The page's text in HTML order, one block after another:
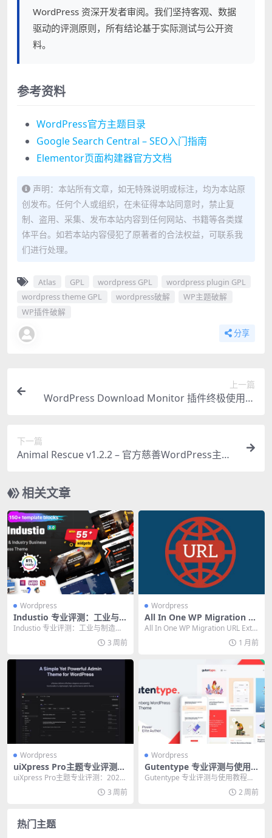
WordPress 资深开发者审阅。我们坚持客观、数据
驱动的评测原则，所有结论基于实际测试与公开资
料。
参考资料
WordPress官方主题目录
Google Search Central – SEO入门指南
Elementor页面构建器官方文档
声明：本站所有文章，如无特殊说明或标注，均为本站原
创发布。任何个人或组织，在未征得本站同意时，禁止复
制、盗用、采集、发布本站内容到任何网站、书籍等各类媒
体平台。如若本站内容侵犯了原著者的合法权益，可联系我
们进行处理。
Atlas GPL wordpress GPL
wordpress plugin GPL
wordpress theme GPL
wordpress破解
WP主题破解
WP插件破解
分享
上一篇
WordPress Download Monitor 插件终极使用经
下一篇
Animal Rescue v1.2.2 – 官方慈善WordPress主
相关文章
Wordpress
Industio 专业评测：工业与制
造业网站的终极 WordPress
Industio 专业评测：工业与制造业
网站的终极 WordPress 主题 为...
3 周前
Wordpress
All In One WP Migration U
RL Extension 终极指南：专
业级网站迁移与备份方案
All In One WP Migration URL Exte
1 月前
Wordpress
uiXpress Pro主题专业评测：
2026年必备的WordPress后
台美化插件
uiXpress Pro主题专业评测：2026
年必备的WordPress后台美化...
3 周前
Wordpress
Gutentype 专业评测与使用
教程：高效建站的必备主题
Gutentype 专业评测与使用教程：
高效建站的必备主题 选 WordPre
2 周前
热门主题